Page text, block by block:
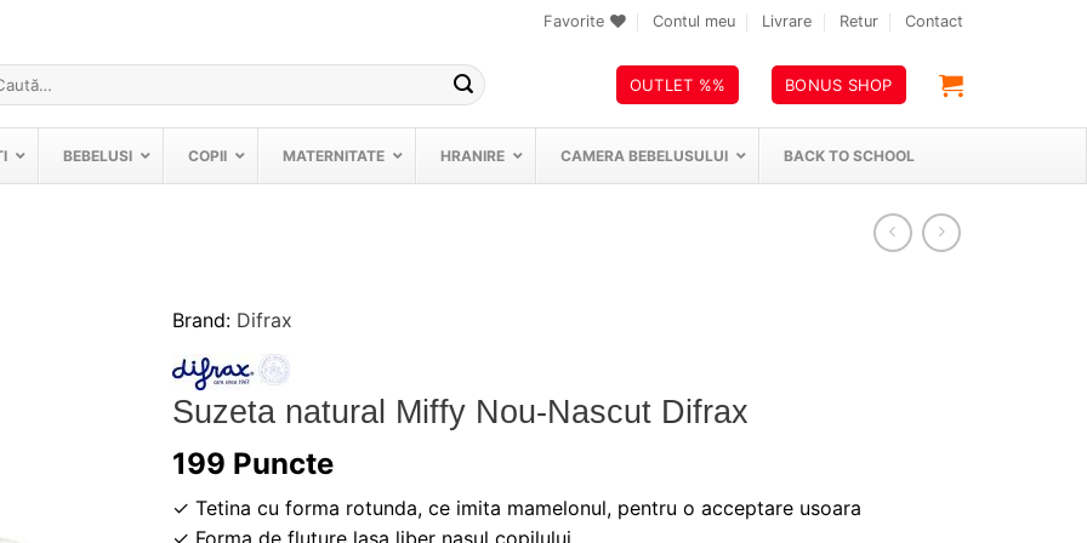
Favorite Contul meu Livrare Retur Contact
OUTLET %% BONUS SHOP
BEBELUSI COPII MATERNITATE HRANIRE CAMERA BEBELUSULUI BACK TO SCHOOL
Brand: Difrax
Suzeta natural Miffy Nou-Nascut Difrax
199 Puncte
✓ Tetina cu forma rotunda, ce imita mamelonul, pentru o acceptare usoara
✓ Forma de fluture lasa liber nasul copilului